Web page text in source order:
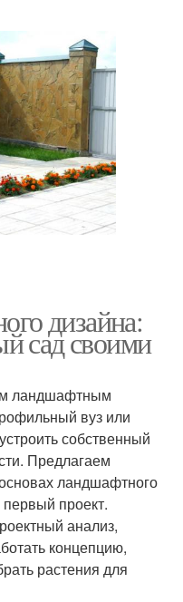
дизайна:
сад своими
ландшафтным
вуз или
собственный
Предлагаем
ландшафтного
проект.
анализ,
концепцию,
растения для